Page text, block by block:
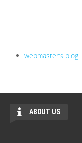
webmaster's blog
ABOUT US